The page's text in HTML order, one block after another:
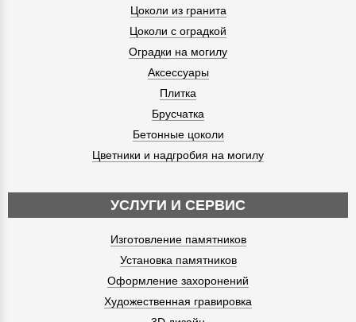
Цоколи из гранита
Цоколи с оградкой
Оградки на могилу
Аксессуары
Плитка
Брусчатка
Бетонные цоколи
Цветники и надгробия на могилу
УСЛУГИ И СЕРВИС
Изготовление памятников
Установка памятников
Оформление захоронений
Художественная гравировка